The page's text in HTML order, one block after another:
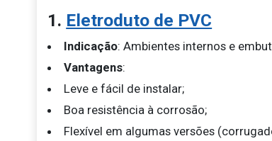
1. Eletroduto de PVC
Indicação: Ambientes internos e
Vantagens:
Leve e fácil de instalar;
Boa resistência à corrosão;
Flexível em algumas versões